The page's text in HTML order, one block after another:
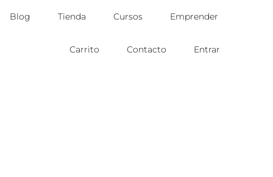
Blog Tienda Cursos Emprender
Carrito Contacto Entrar